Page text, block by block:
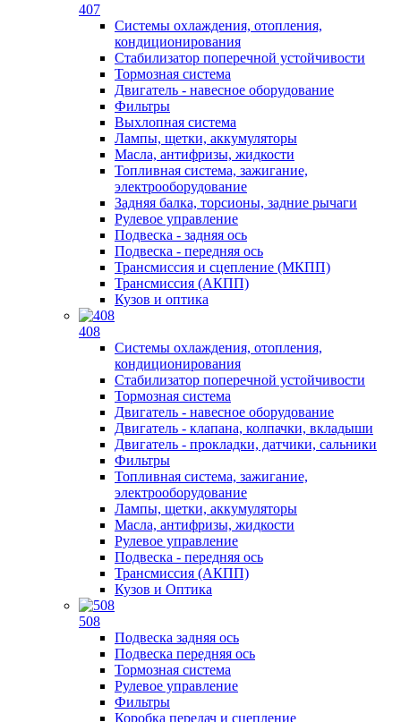
407
Системы охлаждения, отопления,
кондиционирования
Стабилизатор поперечной устойчивости
Тормозная система
Двигатель - навесное оборудование
Фильтры
Выхлопная система
Лампы, щетки, аккумуляторы
Масла, антифризы, жидкости
Топливная система, зажигание,
электрооборудование
Задняя балка, торсионы, задние рычаги
Рулевое управление
Подвеска - задняя ось
Подвеска - передняя ось
Трансмиссия и сцепление (МКПП)
Трансмиссия (АКПП)
Кузов и оптика
408
Системы охлаждения, отопления,
кондиционирования
Стабилизатор поперечной устойчивости
Тормозная система
Двигатель - навесное оборудование
Двигатель - клапана, колпачки, вкладыши
Двигатель - прокладки, датчики, сальники
Фильтры
Топливная система, зажигание,
электрооборудование
Лампы, щетки, аккумуляторы
Масла, антифризы, жидкости
Рулевое управление
Подвеска - передняя ось
Трансмиссия (АКПП)
Кузов и Оптика
508
Подвеска задняя ось
Подвеска передняя ось
Тормозная система
Рулевое управление
Фильтры
Коробка передач и сцепление